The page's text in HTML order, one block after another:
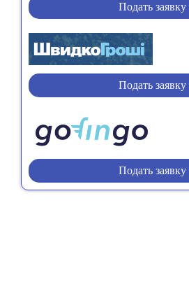
Подать заявку
Подать заявку
Подать заявку